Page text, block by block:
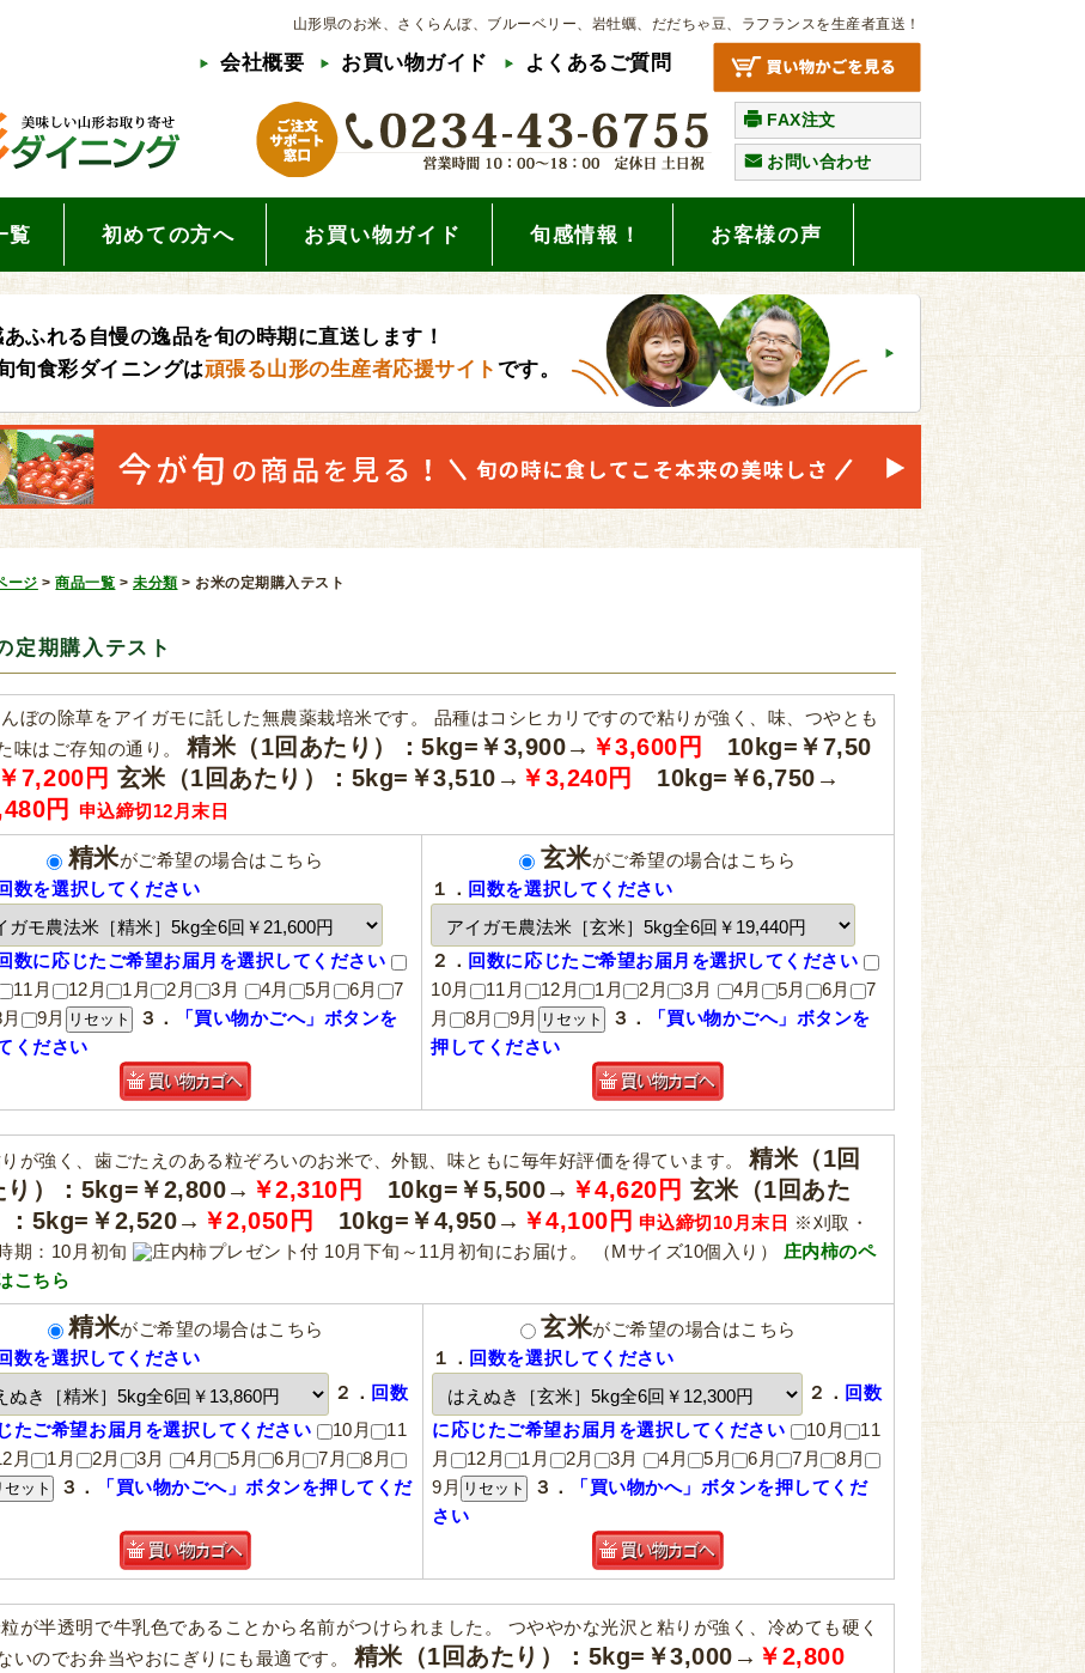
山形県のお米、さくらんぼ、ブルーベリー、岩牡蠣、だだちゃ豆、ラフランスを生産者直送！
会社概要 お買い物ガイド よくあるご質問
FAX注文
お問い合わせ
覧 初めての方へ お買い物ガイド 旬感情報！ お客様の声
ふれる自慢の逸品を旬の時期に直送します！
旬食彩ダイニングは頑張る山形の生産者応援サイト です。
ージ >商品一覧 > 未分類 > お米の定期購入テスト
定期購入テスト
ぼの除草をアイガモに託した無農薬栽培米です。 品種はコシヒカリですので粘りが強く、味、つやとも
味はご存知の通り。精米（1回あたり）：5kg=￥3,900→ ￥3,600円
10kg=￥7,50
￥7,200円 玄米（1回あたり）：5kg=￥3,510→ ￥3,240円
10kg=￥6,750→
円
申込締切12月末日
精米がご希望の場合はこちら
回数を選択してください
回数に応じたご希望お届月を選択してください
11月 12月 1月 2月 3月 4月 5月 6月
7
9月 ３．
「買い物かごへ」ボタンを
ください
玄米がご希望の場合はこちら
１． 回数を選択してください
２． 回数に応じたご希望お届月を選択してください
10月
11月 12月 1月 2月 3月 4月 5月 6月
7
月
8月 9月 ３．
「買い物かごへ」ボタンを
押してください
が強く、歯ごたえのある粒ぞろいのお米で、外観、味ともに毎年好評価を得ています。精米（1回
り）：5kg=￥2,800→ ￥2,310円 10kg=￥5,500→ ￥4,620円 玄米（1回あた
：5kg=￥2,520→ ￥2,050円 10kg=￥4,950→ ￥4,100円 申込締切10月末日 ※刈取・
期：10月初旬
庄内柿プレゼント付 10月下旬～11月初旬にお届け。 （Mサイズ10個入り） 庄内柿のペ
こちら
精米がご希望の場合はこちら
回数を選択してください
２． 回数
たご希望お届月を選択してください
10月
11
月 1月 2月 3月 4月 5月 6月 7月
8月
３．
「買い物かごへ」ボタンを押してくだ
玄米がご希望の場合はこちら
１． 回数を選択してください
２． 回数
に応じたご希望お届月を選択してください
10月
11
月
12月 1月 2月 3月 4月 5月 6月 7月
8月
9月
３．
「買い物かへ」ボタンを押してくだ
さい
が半透明で牛乳色であることから名前がつけられました。 つややかな光沢と粘りが強く、冷めても硬く
いのでお弁当やおにぎりにも最適です。 精米（1回あたり）：5kg=￥3,000→ ￥2,800